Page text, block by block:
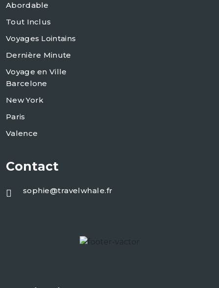
Abordable
Tout Inclus
Voyages Lointains
Dernière Minute
Voyage en Ville
Barcelone
New York
Paris
Valence
Contact
sophie@travelwhale.fr